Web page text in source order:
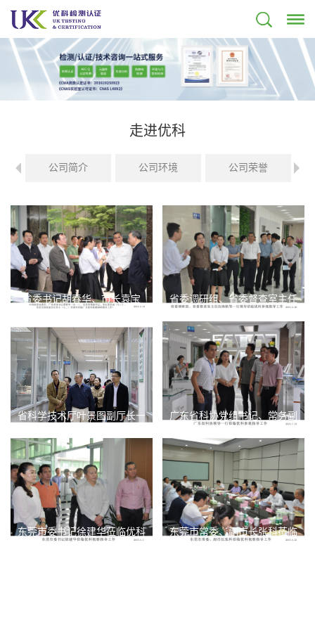
走进优科
公司简介 公司环境 公司荣誉
省委书记胡春华、市长袁宝 省委调研组、省委督查室主任
厉海帆等一行领导莅临优科参
观指导工作
省科学技术厅叶景图副厅长一
行莅临广东优科参观指导
广东省科协党组书记、常务副
主席何真一行莅临优科参观指
导工作
东莞市委书记徐建华莅临优科 东莞市常委、副市长张科莅临